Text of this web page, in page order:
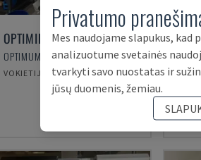
OPTIMILL MF 2V
OPTIMUM - VERTIKALAUS APDIRBIMO CENTRAS
VOKIETIJA 2017
12.000 €
TBI-
Privatumo
Mes naudojame slapukus,
analizuotume svetainės
tvarkyti savo nuostatas ir
jūsų duomenis, žemiau.